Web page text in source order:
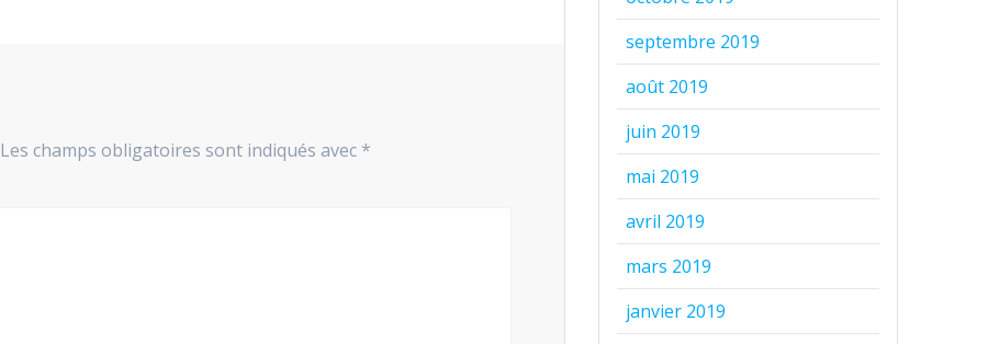
Les champs obligatoires sont indiqués avec *
septembre 2019
août 2019
juin 2019
mai 2019
avril 2019
mars 2019
janvier 2019